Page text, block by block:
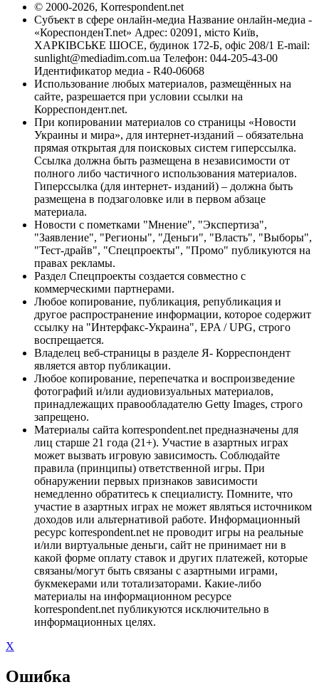
© 2000-2026, Korrespondent.net
Субъект в сфере онлайн-медиа Название онлайн-медиа -
«КореспонденТ.net» Адрес: 02091, місто Київ,
ХАРКІВСЬКЕ ШОСЕ, будинок 172-Б, офіс 208/1 E-mail:
sunlight@mediadim.com.ua Телефон: 044-205-43-00
Идентификатор медиа - R40-06068
Использование любых материалов, размещённых на
сайте, разрешается при условии ссылки на
Корреспондент.net.
При копировании материалов со страницы «Новости
Украины и мира», для интернет-изданий – обязательна
прямая открытая для поисковых систем гиперссылка.
Ссылка должна быть размещена в независимости от
полного либо частичного использования материалов.
Гиперссылка (для интернет- изданий) – должна быть
размещена в подзаголовке или в первом абзаце
материала.
Новости с пометками "Мнение", "Экспертиза",
"Заявление", "Регионы", "Деньги", "Власть", "Выборы",
"Тест-драйв", "Спецпроекты", "Промо" публикуются на
правах рекламы.
Раздел Спецпроекты создается совместно с
коммерческими партнерами.
Любое копирование, публикация, републикация и
другое распространение информации, которое содержит
ссылку на "Интерфакс-Украина", EPA / UPG, строго
воспрещается.
Владелец веб-страницы в разделе Я- Корреспондент
является автор публикации.
Любое копирование, перепечатка и воспроизведение
фотографий и/или аудиовизуальных материалов,
принадлежащих правообладателю Getty Images, строго
запрещено.
Материалы сайта korrespondent.net предназначены для
лиц старше 21 года (21+). Участие в азартных играх
может вызвать игровую зависимость. Соблюдайте
правила (принципы) ответственной игры. При
обнаружении первых признаков зависимости
немедленно обратитесь к специалисту. Помните, что
участие в азартных играх не может являться источником
доходов или альтернативой работе. Информационный
ресурс korrespondent.net не проводит игры на реальные
и/или виртуальные деньги, сайт не принимает ни в
какой форме оплату ставок и других платежей, которые
связаны/могут быть связаны с азартными играми,
букмекерами или тотализаторами. Какие-либо
материалы на информационном ресурсе
korrespondent.net публикуются исключительно в
информационных целях.
X
Ошибка